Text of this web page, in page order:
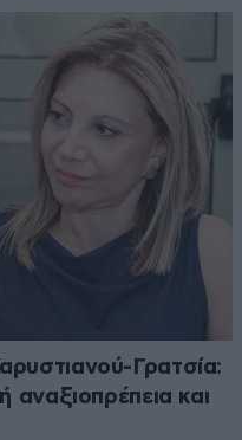
Γρατσία:
αναξιοπρέπεια και